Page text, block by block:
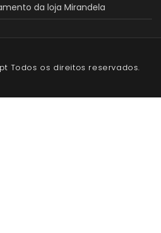
da loja Mirandela
Todos os direitos reservados.